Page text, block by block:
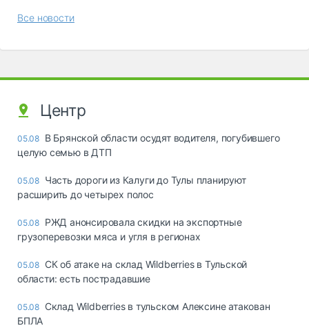
Все новости
Центр
05.08 В Брянской области осудят водителя, погубившего
целую семью в ДТП
05.08 Часть дороги из Калуги до Тулы планируют
расширить до четырех полос
05.08 РЖД анонсировала скидки на экспортные
грузоперевозки мяса и угля в регионах
05.08 СК об атаке на склад Wildberries в Тульской
области: есть пострадавшие
05.08 Склад Wildberries в тульском Алексине атакован
БПЛА